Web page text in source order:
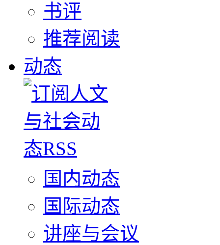
书评
推荐阅读
动态
国内动态
国际动态
讲座与会议